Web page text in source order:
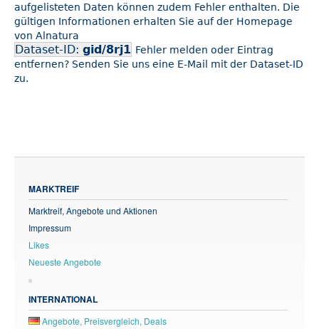
aufgelisteten Daten können zudem Fehler enthalten. Die
gültigen Informationen erhalten Sie auf der Homepage
von Alnatura
Dataset-ID: gid/8rj1 Fehler melden oder Eintrag
entfernen? Senden Sie uns eine E-Mail mit der Dataset-ID
zu.
MARKTREIF
Marktreif, Angebote und Aktionen
Impressum
Likes
Neueste Angebote
INTERNATIONAL
Angebote, Preisvergleich, Deals